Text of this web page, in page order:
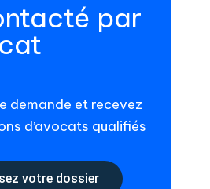
par
demande et recevez
d’avocats qualifiés
votre dossier